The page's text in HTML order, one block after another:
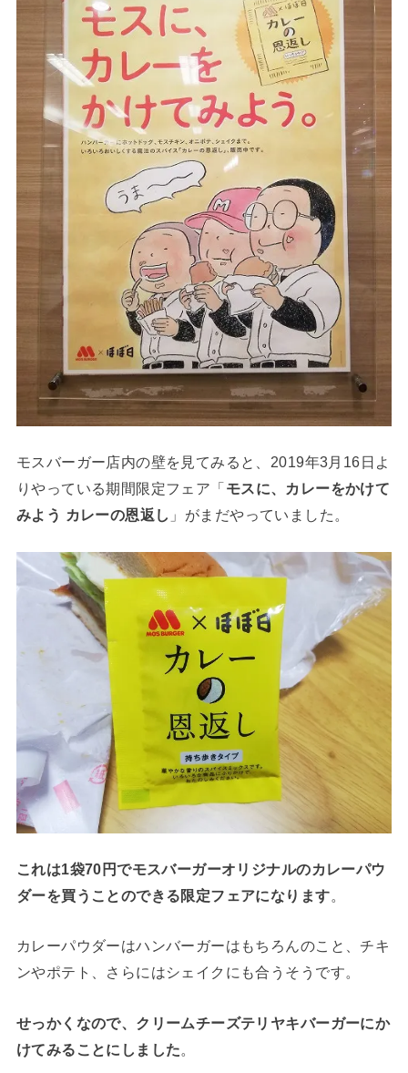
モスバーガー店内の壁を見てみると、2019年3月16日よ
りやっている期間限定フェア「モスに、カレーをかけて
みよう カレーの恩返し 」がまだやっていました。
これは1袋70円でモスバーガーオリジナルのカレーパウ
ダーを買うことのできる限定フェアになります。
カレーパウダーはハンバーガーはもちろんのこと、チキ
ンやポテト、さらにはシェイクにも合うそうです。
せっかくなので、クリームチーズテリヤキバーガーにか
けてみることにしました。